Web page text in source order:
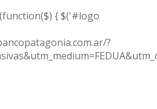
{ $('#logo
?